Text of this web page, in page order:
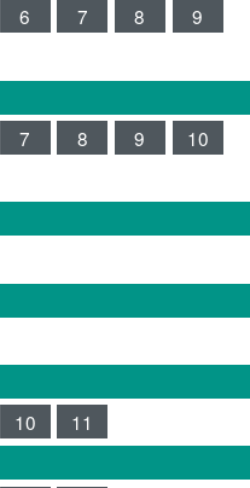
6 7 8
9
7 8 9
10
10
11